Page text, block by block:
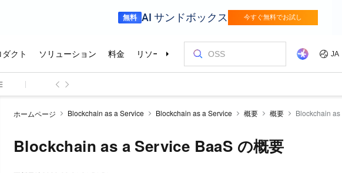
ホームページ Blockchain as a Service Blockchain as a Service 概要 概要 Blockchain
Blockchain as a Service BaaS の概要